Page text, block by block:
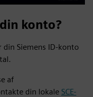
Settings
PIP
Enter
konto?
Siemens ID-konto
af
din lokale SCE-